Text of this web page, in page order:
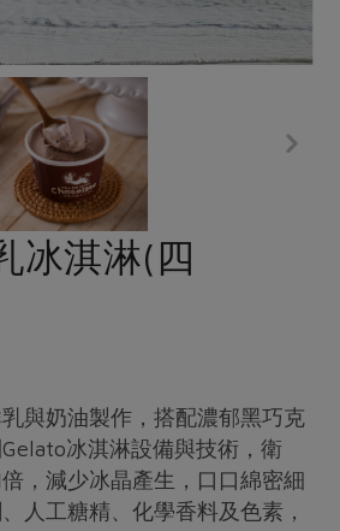
烘焙
沖泡飲品
個人清潔
織品
惠案
報告
！
支持本土農糧
能源議題
減塑減廢
食農教育
冰淇淋(四
與奶油製作，搭配濃郁黑巧克
冰淇淋設備與技術，衛
，減少冰晶產生，口口綿密細
人工糖精、化學香料及色素，